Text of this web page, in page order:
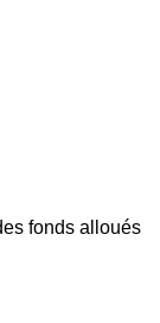
fonds alloués